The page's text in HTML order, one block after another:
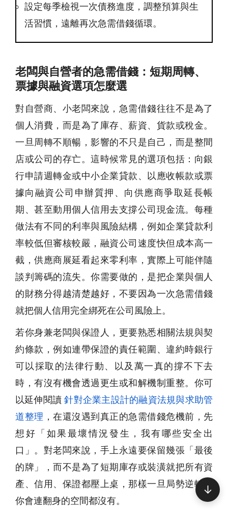
設定每季檢視一次債務進度，調整預算與生
活習慣，遠離再次急需借錢循環。
老闆與自營者的急需借錢：短期周轉、
票據與融資選項怎麼選
對自營商、小老闆來說， 急需借錢往往不是為了
個人消費，而是為了庫存、薪資、貨款或稅金。
一旦周轉不順暢，影響的不只是自己，而是整間
店或公司的存亡。這時候常見的選項包括：向銀
行申請週轉金或中小企業貸款、以應收帳款或票
據向融資公司申辦質押、向供應商爭取延長帳
期、甚至動用個人信用去支撐公司現金流。每種
做法有不同的利率與風險結構，例如企業貸款利
率較低但審核較嚴，融資公司速度快但成本高一
截，供應商展延看起來零利率，實際上可能伴隨
談判籌碼的流失。你需要做的，是把企業與個人
的財務分得越清楚越好，不要因為一次急需借錢
就把個人信用完全綁死在公司風險上。
若你身兼老闆與保證人，更要熟悉相關法規與契
約條款，例如連帶保證的責任範圍、違約時銀行
可以採取的法律行動、以及萬一真的撐不下去
時，有沒有機會透過更生或和解機制重整。你可
以延伸閱讀 針對企業主設計的融資法規與求助管
道整理 ，在還沒遇到真正的急需借錢危機前，先
想好「如果最壞情況發生，我有哪些安全出
口」。對老闆來說，手上永遠要保留幾張「最後
的牌」，而不是為了短期庫存或裝潢就把所有資
產、信用、保證都壓上桌，那樣一旦局勢逆轉，
你會連翻身的空間都沒有。
↓